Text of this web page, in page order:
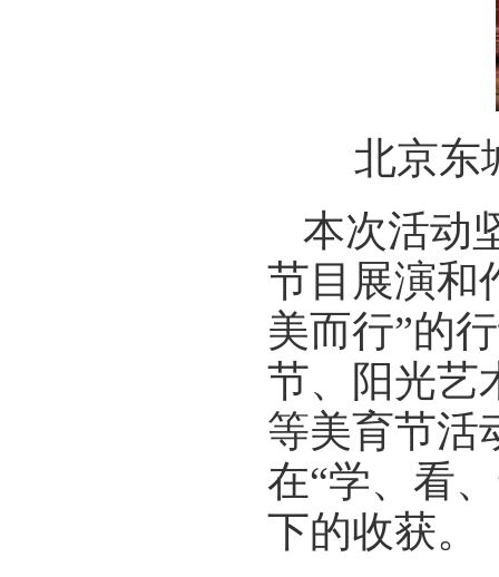
北京东
本次活动
节目展演和
美而行”的
节、阳光艺
等美育节活
在“学、看
下的收获。